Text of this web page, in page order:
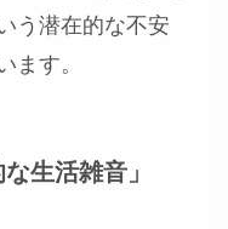
う潜在的な不安
ます。
生活雑音」